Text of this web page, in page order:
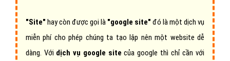
"Site"hay còn được gọi là "google site"đó là một dịch vụ
miễn phí cho phép chúng ta tạo lập nên một website dễ
dàng. Với dịch vụ google sitecủa google thì chỉ cần với